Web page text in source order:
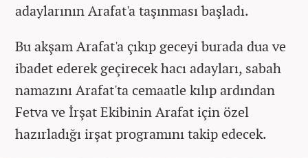
adaylarının Arafat'a taşınması başladı.
Bu akşam Arafat'a çıkıp geceyi burada dua ve
ibadet ederek geçirecek hacı adayları, sabah
namazını Arafat'ta cemaatle kılıp ardından
Fetva ve İrşat Ekibinin Arafat için özel
hazırladığı irşat programını takip edecek.